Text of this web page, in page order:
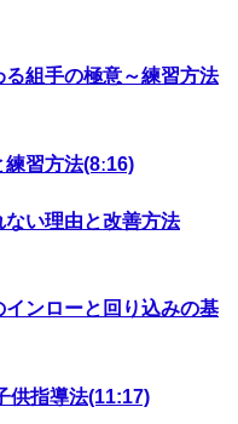
る組手の極意～練習方法
習方法(8ː16)
ない理由と改善方法
ンローと回り込みの基
供指導法(11:17)